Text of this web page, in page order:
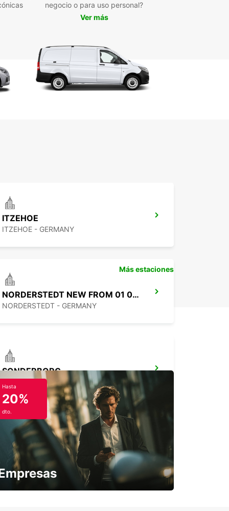
flexibles de alquiler: corto, medio o largo
con posibilidad de recogida y devolución en
rápida y sencilla online, apoyada por un
de atención al cliente dedicado para resolver
duda o necesidad.
de ida, que facilitan la logística sin
adicionales.
negocio o para uso personal?
Ver más
ITZEHOE
ITZEHOE - GERMANY
NORDERSTEDT NEW FROM 01 01 2027
NORDERSTEDT - GERMANY
SONDERBORG
SOENDERBORG - DENMARK
Más estaciones
Hasta
20%
dto.